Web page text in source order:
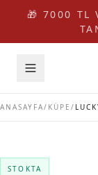
🎁 7000 TL
ANASAYFA/ KÜPE /
STOKTA